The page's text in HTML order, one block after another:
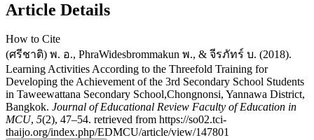
Article Details
How to Cite
(ศรีชาติ) พ. อ., PhraWidesbrommakun พ., & จีรภัทร์ บ. (2018).
Learning Activities According to the Threefold Training for
Developing the Achievement of the 3rd Secondary School Students
in Taweewattana Secondary School,Chongnonsi, Yannawa District,
Bangkok. Journal of Educational Review Faculty of Education in
MCU, 5(2), 47–54. retrieved from https://so02.tci-
thaijo.org/index.php/EDMCU/article/view/147801